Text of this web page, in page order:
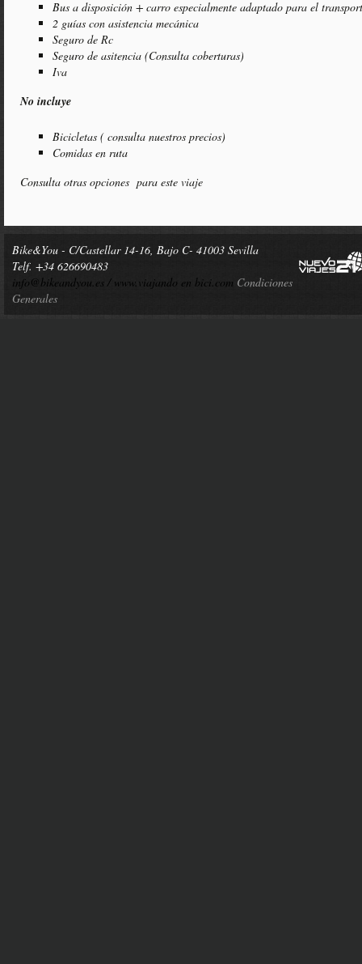
Bus a disposición + carro especialmente adaptado para el
2 guías con asistencia mecánica
Seguro de Rc
Seguro de asitencia (Consulta coberturas)
Iva
No incluye
Bicicletas ( consulta nuestros precios)
Comidas en ruta
Consulta otras opciones para este viaje
Bike&You - C/Castellar 14-16, Bajo C- 41003 Sevilla
Telf. +34 626690483
info@bikeandyou.es / www.viajando en bici.com Condiciones
Generales